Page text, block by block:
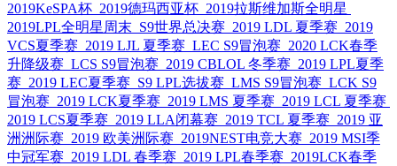
2019KeSPA杯 2019德玛西亚杯 2019拉斯维加斯全明星
2019LPL全明星周末 S9世界总决赛 2019 LDL 夏季赛 2019
VCS夏季赛 2019 LJL 夏季赛 LEC S9冒泡赛 2020 LCK春季
升降级赛 LCS S9冒泡赛 2019 CBLOL 冬季赛 2019 LPL夏季
赛 2019 LEC夏季赛 S9 LPL选拔赛 LMS S9冒泡赛 LCK S9
冒泡赛 2019 LCK夏季赛 2019 LMS 夏季赛 2019 LCL 夏季赛
2019 LCS夏季赛 2019 LLA闭幕赛 2019 TCL 夏季赛 2019 亚
洲洲际赛 2019 欧美洲际赛 2019NEST电竞大赛 2019 MSI季
中冠军赛 2019 LDL 春季赛 2019 LPL春季赛 2019LCK春季